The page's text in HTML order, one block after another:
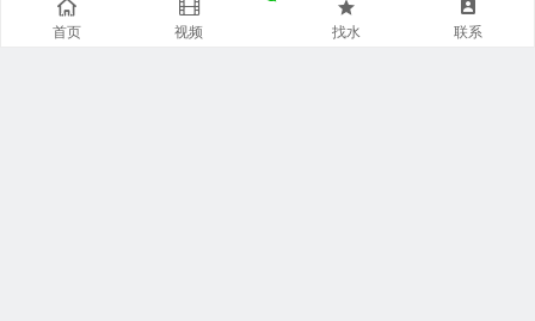
首页 视频 找水 联系